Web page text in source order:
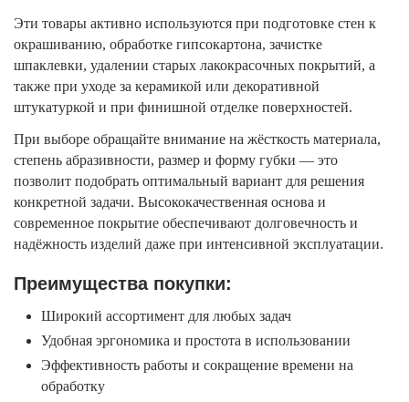
Эти товары активно используются при подготовке стен к
окрашиванию, обработке гипсокартона, зачистке
шпаклевки, удалении старых лакокрасочных покрытий, а
также при уходе за керамикой или декоративной
штукатуркой и при финишной отделке поверхностей.
При выборе обращайте внимание на жёсткость материала,
степень абразивности, размер и форму губки — это
позволит подобрать оптимальный вариант для решения
конкретной задачи. Высококачественная основа и
современное покрытие обеспечивают долговечность и
надёжность изделий даже при интенсивной эксплуатации.
Преимущества покупки:
Широкий ассортимент для любых задач
Удобная эргономика и простота в использовании
Эффективность работы и сокращение времени на
обработку